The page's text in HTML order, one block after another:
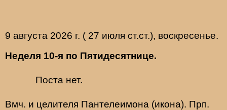
9 августа 2026 г. ( 27 июля ст.ст.), воскресенье.
Неделя 10-я по Пятидесятнице.
Поста нет.
Вмч. и целителя Пантелеимона (икона). Прп.